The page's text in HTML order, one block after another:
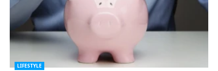
LIFESTYLE